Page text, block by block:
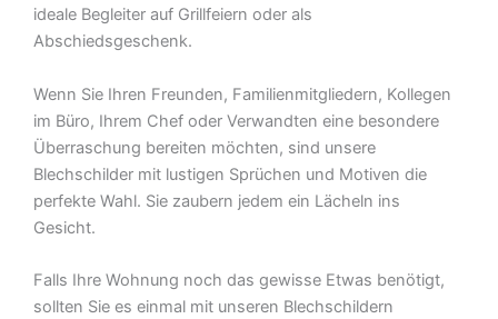
ideale Begleiter auf Grillfeiern oder als
Abschiedsgeschenk.
Wenn Sie Ihren Freunden, Familienmitgliedern, Kollegen
im Büro, Ihrem Chef oder Verwandten eine besondere
Überraschung bereiten möchten, sind unsere
Blechschilder mit lustigen Sprüchen und Motiven die
perfekte Wahl. Sie zaubern jedem ein Lächeln ins
Gesicht.
Falls Ihre Wohnung noch das gewisse Etwas benötigt,
sollten Sie es einmal mit unseren Blechschildern